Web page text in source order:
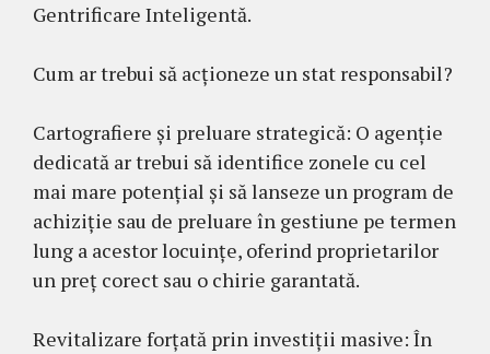
Gentrificare Inteligentă.
Cum ar trebui să acționeze un stat responsabil?
Cartografiere și preluare strategică: O agenție
dedicată ar trebui să identifice zonele cu cel
mai mare potențial și să lanseze un program de
achiziție sau de preluare în gestiune pe termen
lung a acestor locuințe, oferind proprietarilor
un preț corect sau o chirie garantată.
Revitalizare forțată prin investiții masive: În